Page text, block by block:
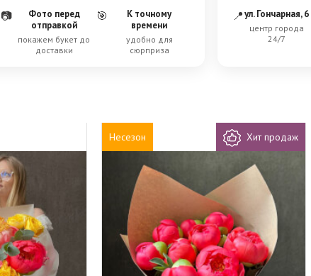
📷
Фото перед
отправкой
покажем букет до
доставки
🎯
К точному
времени
удобно для
сюрприза
📍ул. Гончарная, 6
центр города
24/7
Несезон Хит продаж